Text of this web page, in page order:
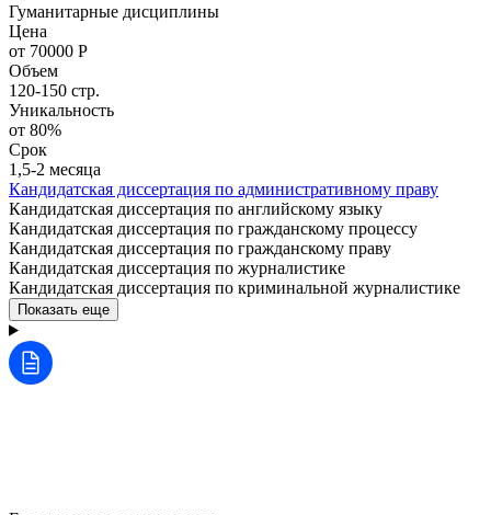
Гуманитарные дисциплины
Цена
от 70000 Р
Объем
120-150 стр.
Уникальность
от 80%
Срок
1,5-2 месяца
Кандидатская диссертация по административному праву
Кандидатская диссертация по английскому языку
Кандидатская диссертация по гражданскому процессу
Кандидатская диссертация по гражданскому праву
Кандидатская диссертация по журналистике
Кандидатская диссертация по криминальной журналистике
Показать еще